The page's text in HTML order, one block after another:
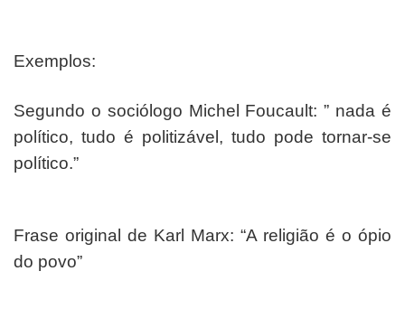
Exemplos:
Segundo o sociólogo Michel Foucault: ” nada é
político, tudo é politizável, tudo pode tornar-se
político.”
Frase original de Karl Marx: “A religião é o ópio
do povo”